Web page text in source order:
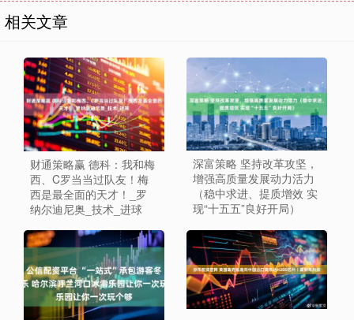
相关文章
财通策略赢 德科：我和梅
西、C罗当当过队友！梅
西是最全面的天才！_罗
纳尔迪尼奥_技术_进球
深富策略 坚持改革攻坚，
增强高质量发展动力活力
（稳中求进、提质增效 实
现“十五五”良好开局）